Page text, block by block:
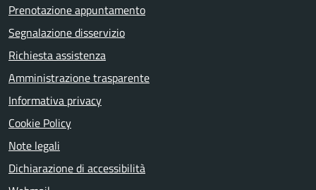
Prenotazione appuntamento
Segnalazione disservizio
Richiesta assistenza
Amministrazione trasparente
Informativa privacy
Cookie Policy
Note legali
Dichiarazione di accessibilità